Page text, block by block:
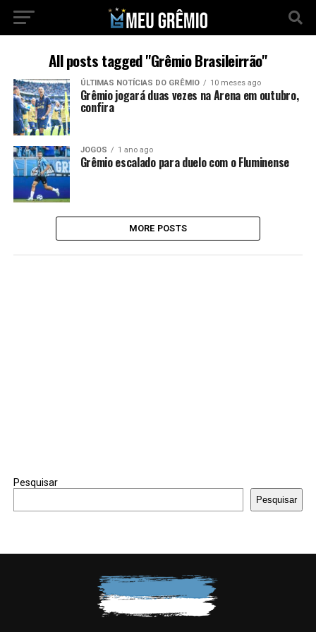
All posts tagged "Grêmio Brasileirrão"
ÚLTIMAS NOTÍCIAS DO GRÊMIO 10 meses ago
Grêmio jogará duas vezes na Arena em outubro,
confira
JOGOS 1 ano ago
Grêmio escalado para duelo com o Fluminense
MORE POSTS
Pesquisar
Pesquisar